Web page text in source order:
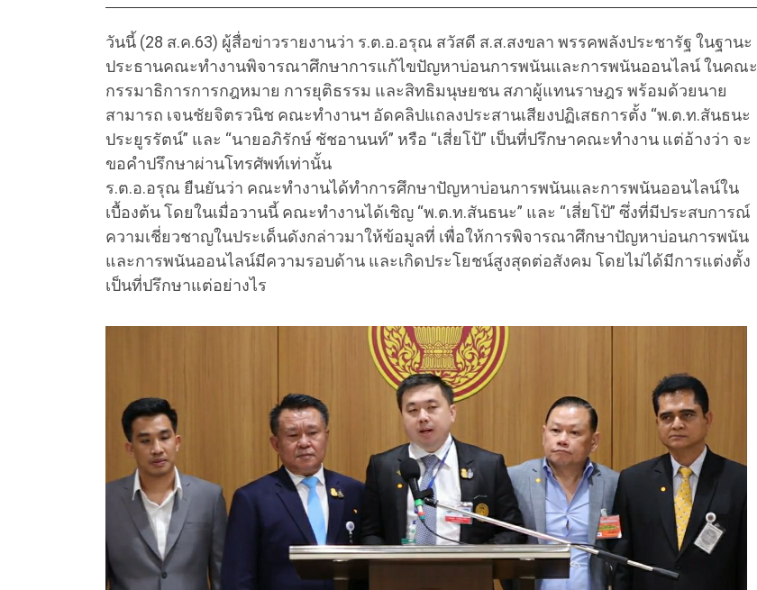
วันนี้ (28 ส.ค.63) ผู้สื่อข่าวรายงานว่า ร.ต.อ.อรุณ สวัสดี ส.ส.สงขลา พรรคพลังประชารัฐ ในฐานะ
ประธานคณะทำงานพิจารณาศึกษาการแก้ไขปัญหาบ่อนการพนันและการพนันออนไลน์ ในคณะ
กรรมาธิการการกฎหมาย การยุติธรรม และสิทธิมนุษยชน สภาผู้แทนราษฎร พร้อมด้วยนาย
สามารถ เจนชัยจิตรวนิช คณะทำงานฯ อัดคลิปแถลงประสานเสียงปฏิเสธการตั้ง “พ.ต.ท.สันธนะ
ประยูรรัตน์” และ “นายอภิรักษ์ ชัชอานนท์” หรือ “เสี่ยโป้” เป็นที่ปรึกษาคณะทำงาน แต่อ้างว่า จะ
ขอคำปรึกษาผ่านโทรศัพท์เท่านั้น
ร.ต.อ.อรุณ ยืนยันว่า คณะทำงานได้ทำการศึกษาปัญหาบ่อนการพนันและการพนันออนไลน์ใน
เบื้องต้น โดยในเมื่อวานนี้ คณะทำงานได้เชิญ “พ.ต.ท.สันธนะ” และ “เสี่ยโป้” ซึ่งที่มีประสบการณ์
ความเชี่ยวชาญในประเด็นดังกล่าวมาให้ข้อมูลที่ เพื่อให้การพิจารณาศึกษาปัญหาบ่อนการพนัน
และการพนันออนไลน์มีความรอบด้าน และเกิดประโยชน์สูงสุดต่อสังคม โดยไม่ได้มีการแต่งตั้ง
เป็นที่ปรึกษาแต่อย่างไร